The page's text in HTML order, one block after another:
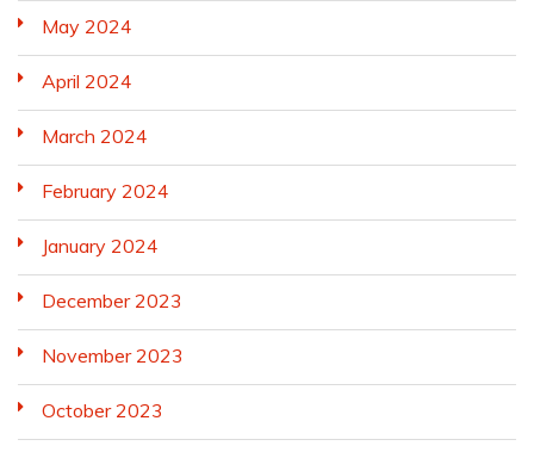
May 2024
April 2024
March 2024
February 2024
January 2024
December 2023
November 2023
October 2023